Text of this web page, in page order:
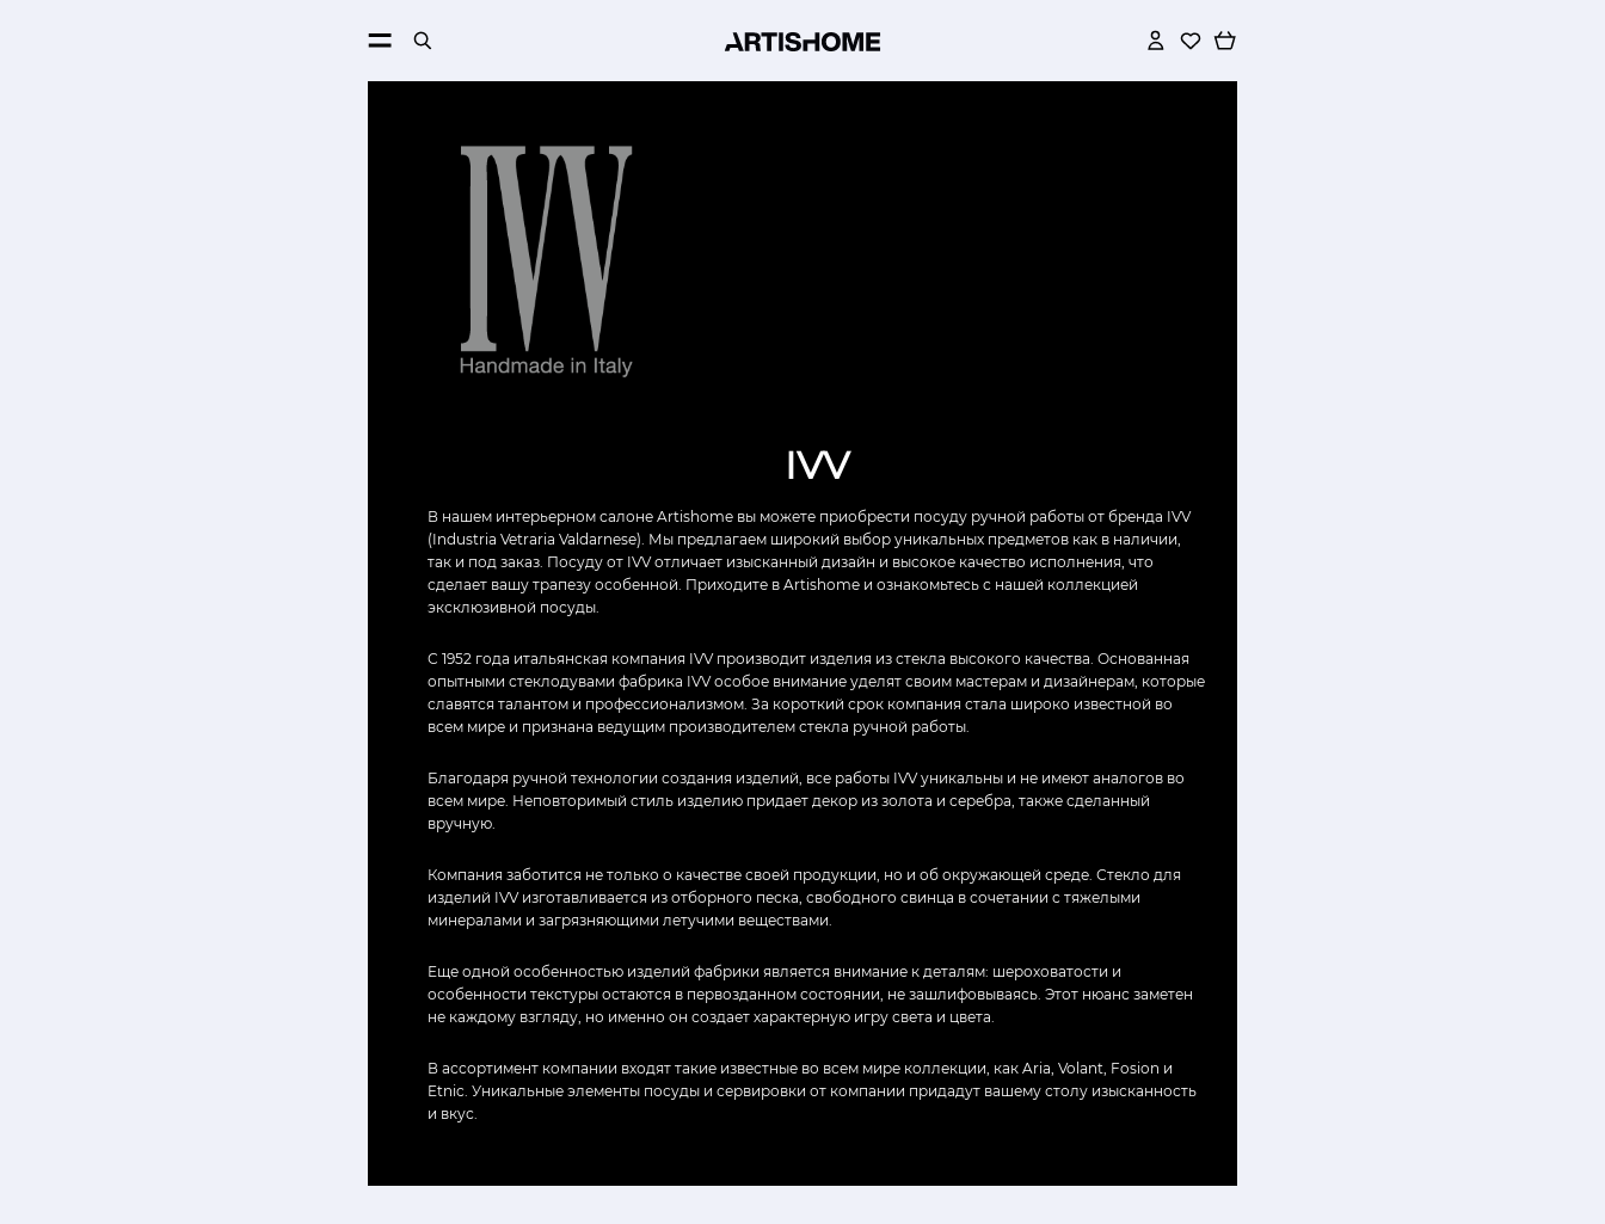
IVV
В нашем интерьерном салоне Artishome вы можете приобрести посуду ручной работы от бренда IVV
(Industria Vetraria Valdarnese). Мы предлагаем широкий выбор уникальных предметов как в наличии,
так и под заказ. Посуду от IVV отличает изысканный дизайн и высокое качество исполнения, что
сделает вашу трапезу особенной. Приходите в Artishome и ознакомьтесь с нашей коллекцией
эксклюзивной посуды.
С 1952 года итальянская компания IVV производит изделия из стекла высокого качества. Основанная
опытными стеклодувами фабрика IVV особое внимание уделят своим мастерам и дизайнерам, которые
славятся талантом и профессионализмом. За короткий срок компания стала широко известной во
всем мире и признана ведущим производителем стекла ручной работы.
Благодаря ручной технологии создания изделий, все работы IVV уникальны и не имеют аналогов во
всем мире. Неповторимый стиль изделию придает декор из золота и серебра, также сделанный
вручную.
Компания заботится не только о качестве своей продукции, но и об окружающей среде. Стекло для
изделий IVV изготавливается из отборного песка, свободного свинца в сочетании с тяжелыми
минералами и загрязняющими летучими веществами.
Еще одной особенностью изделий фабрики является внимание к деталям: шероховатости и
особенности текстуры остаются в первозданном состоянии, не зашлифовываясь. Этот нюанс заметен
не каждому взгляду, но именно он создает характерную игру света и цвета.
В ассортимент компании входят такие известные во всем мире коллекции, как Aria, Volant, Fosion и
Etnic. Уникальные элементы посуды и сервировки от компании придадут вашему столу изысканность
и вкус.